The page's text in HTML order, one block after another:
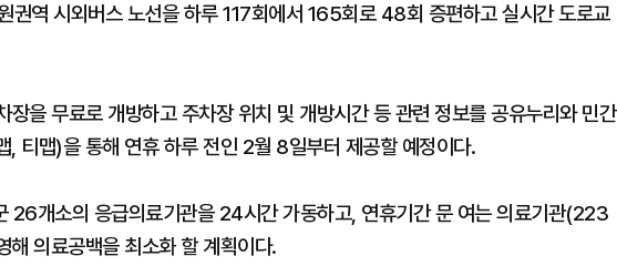
권역 시외버스 노선을 하루 117회에서 165회로 48회 증편하고 실시간 도로교
을 무료로 개방하고 주차장 위치 및 개방시간 등 관련 정보를 공유누리와 민간
, 티맵)을 통해 연휴 하루 전인 2월 8일부터 제공할 예정이다.
26개소의 응급의료기관을 24시간 가동하고, 연휴기간 문 여는 의료기관(223
의료공백을 최소화 할 계획이다.